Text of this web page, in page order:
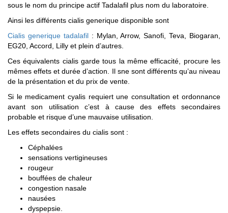
sous le nom du principe actif Tadalafil plus nom du laboratoire.
Ainsi les différents cialis generique disponible sont
Cialis generique tadalafil: Mylan, Arrow, Sanofi, Teva, Biogaran,
EG20, Accord, Lilly et plein d’autres.
Ces équivalents cialis garde tous la même efficacité, procure les
mêmes effets et durée d’action. Il sne sont différents qu’au niveau
de la présentation et du prix de vente.
Si le medicament cyalis requiert une consultation et ordonnance
avant son utilisation c’est à cause des effets secondaires
probable et risque d’une mauvaise utilisation.
Les effets secondaires du cialis sont :
Céphalées
sensations vertigineuses
rougeur
bouffées de chaleur
congestion nasale
nausées
dyspepsie.